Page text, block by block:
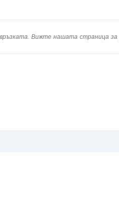
Вижте нашата страница за